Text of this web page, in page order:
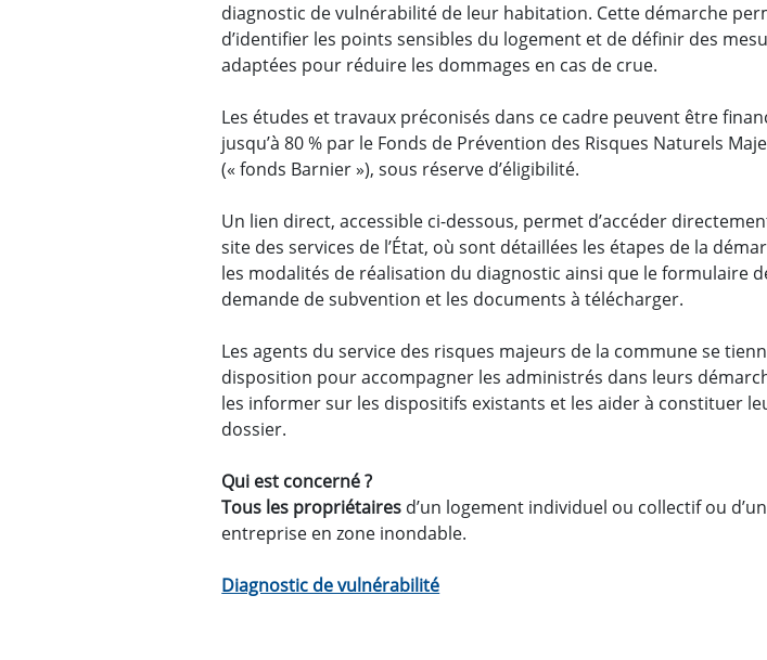
diagnostic de vulnérabilité de leur habitation. Cette démarche
d’identifier les points sensibles du logement et de définir des
adaptées pour réduire les dommages en cas de crue.
Les études et travaux préconisés dans ce cadre peuvent être
jusqu’à 80 % par le Fonds de Prévention des Risques Naturels
(« fonds Barnier »), sous réserve d’éligibilité.
Un lien direct, accessible ci-dessous, permet d’accéder
site des services de l’État, où sont détaillées les étapes de la
les modalités de réalisation du diagnostic ainsi que le formulaire
demande de subvention et les documents à télécharger.
Les agents du service des risques majeurs de la commune se
disposition pour accompagner les administrés dans leurs
les informer sur les dispositifs existants et les aider à constituer
dossier.
Qui est concerné ?
Tous les propriétaires d’un logement individuel ou collectif ou
entreprise en zone inondable.
Diagnostic de vulnérabilité